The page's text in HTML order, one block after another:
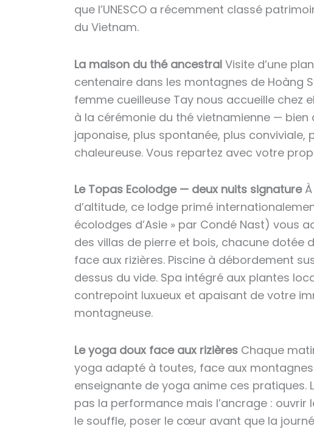
que l’UNESCO a récemment classé
du Vietnam.
La maison du thé ancestral Visite d’une
centenaire dans les montagnes de Hoàng
femme cueilleuse Tay nous accueille chez
à la cérémonie du thé vietnamienne — bien
japonaise, plus spontanée, plus conviviale,
chaleureuse. Vous repartez avec votre
Le Topas Ecolodge — deux nuits signatureÀ
d’altitude, ce lodge primé
écolodges d’Asie » par Condé Nast) vous
des villas de pierre et bois, chacune dotée
face aux rizières. Piscine à débordement
dessus du vide. Spa intégré aux plantes
contrepoint luxueux et apaisant de votre
montagneuse.
Le yoga doux face aux rizières Chaque
yoga adapté à toutes, face aux
enseignante de yoga anime ces pratiques.
pas la performance mais l’ancrage : ouvrir
le souffle, poser le cœur avant que la